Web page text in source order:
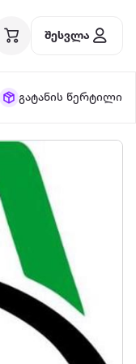
შესვლა
გატანის წერტილი